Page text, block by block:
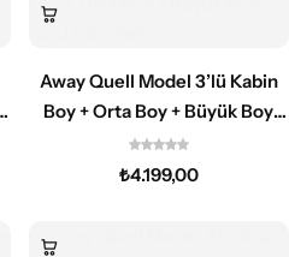
Away Quell Model 3’lü Kabin
Boy + Orta Boy + Büyük Boy
Gold Valiz Seti
₺4.199,00